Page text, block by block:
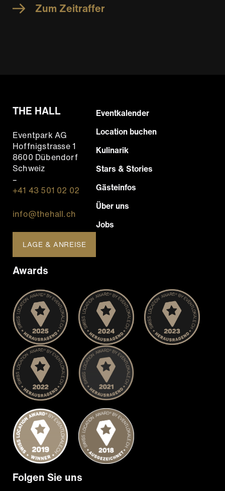
Zum Zeitraffer
THE HALL
Eventpark AG
Hoffnigstrasse 1
8600 Dübendorf
Schweiz
–
+41 43 501 02 02
info@thehall.ch
LAGE & ANREISE
Footer
Hauptnavigation
Eventkalender
Location buchen
Kulinarik
Stars & Stories
Gästeinfos
Über uns
Jobs
Awards
Folgen Sie uns